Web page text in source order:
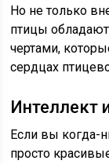
Но не только
птицы
чертами,
сердцах
Интеллект
Если вы когда-
просто